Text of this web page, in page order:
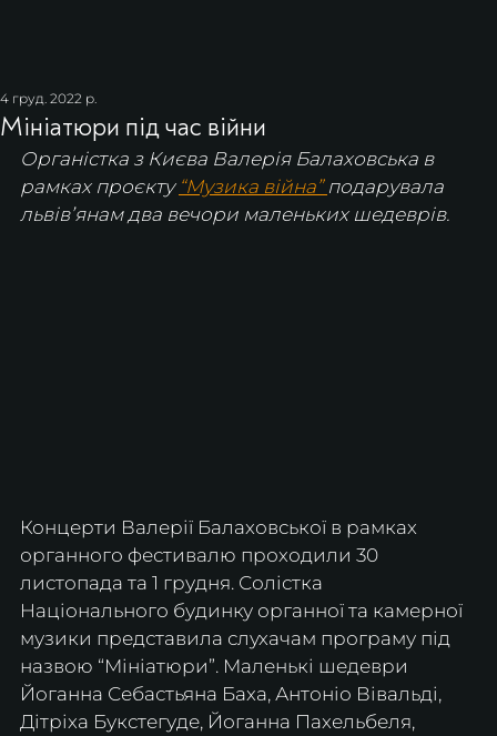
Мініатюри під час війни
4 груд. 2022 р.
Органістка з Києва Валерія Балаховська в
рамках проєкту “Музика війна” подарувала
львівʼянам два вечори маленьких шедеврів.
Концерти Валерії Балаховської в рамках
органного фестивалю проходили 30
листопада та 1 грудня. Солістка
Національного будинку органної та камерної
музики представила слухачам програму під
назвою “Мініатюри”. Маленькі шедеври
Йоганна Себастьяна Баха, Антоніо Вівальді,
Дітріха Букстегуде, Йоганна Пахельбеля,